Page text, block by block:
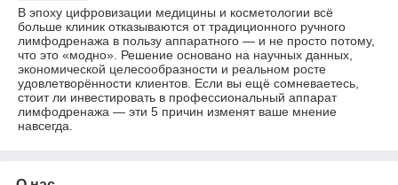
В эпоху цифровизации медицины и косметологии всё
больше клиник отказываются от традиционного ручного
лимфодренажа в пользу аппаратного — и не просто потому,
что это «модно». Решение основано на научных данных,
экономической целесообразности и реальном росте
удовлетворённости клиентов. Если вы ещё сомневаетесь,
стоит ли инвестировать в профессиональный аппарат
лимфодренажа — эти 5 причин изменят ваше мнение
навсегда.